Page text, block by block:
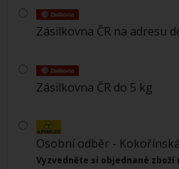
Zásilkovna ČR na adresu
Zásilkovna ČR do 5 kg
Osobní odběr -
Vyzvedněte si objednané